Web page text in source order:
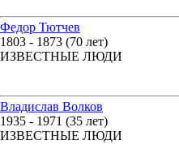
Федор Тютчев
1803 - 1873 (70 лет)
ИЗВЕСТНЫЕ ЛЮДИ
Владислав Волков
1935 - 1971 (35 лет)
ИЗВЕСТНЫЕ ЛЮДИ